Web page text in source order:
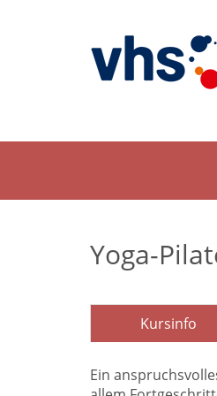
Yoga-
Kursinfo
Ein